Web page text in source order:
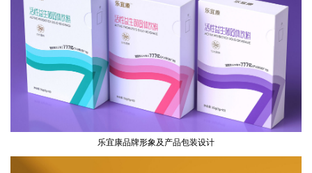
乐宜康品牌形象及产品包装设计